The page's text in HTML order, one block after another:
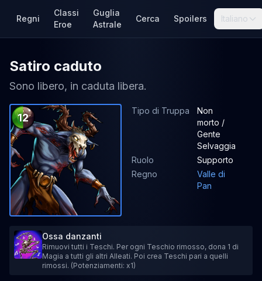
Regni
Classi
Eroe
Guglia
Astrale
Cerca Spoilers Italiano
Satiro caduto
Sono libero, in caduta libera.
12
Tipo di Truppa
Non
morto /
Gente
Selvaggia
Ruolo
Supporto
Regno
Valle di
Pan
Ossa danzanti
Rimuovi tutti i Teschi. Per ogni Teschio rimosso, dona 1 di
Magia a tutti gli altri Alleati. Poi crea Teschi pari a quelli
rimossi. (Potenziamenti: x1)